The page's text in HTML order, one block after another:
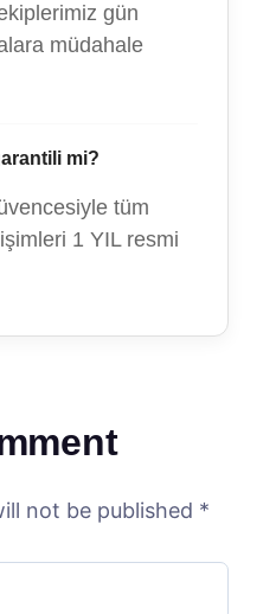
gün
müdahale
mi?
tüm
1 YIL resmi
not be published *